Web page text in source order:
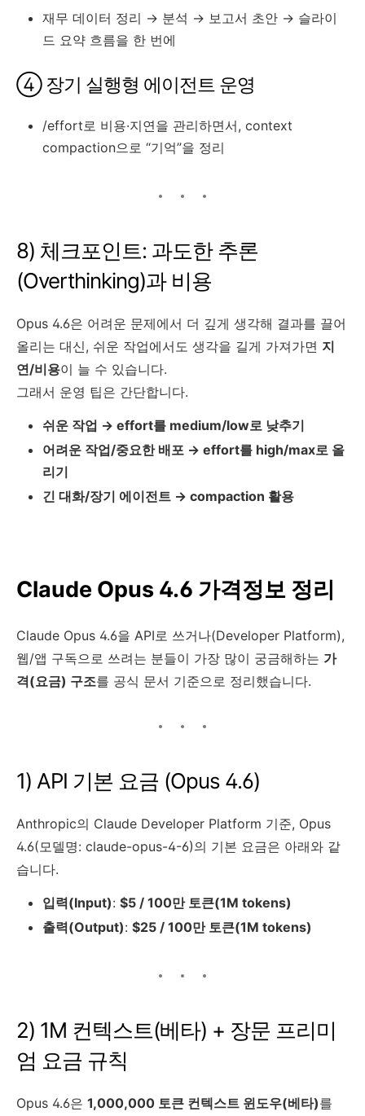
재무 데이터 정리 → 분석 → 보고서 초안 → 슬라이
드 요약 흐름을 한 번에
④ 장기 실행형 에이전트 운영
/effort로 비용·지연을 관리하면서, context
compaction으로 “기억”을 정리
8) 체크포인트: 과도한 추론
(Overthinking)과 비용
Opus 4.6은 어려운 문제에서 더 깊게 생각해 결과를 끌어
올리는 대신, 쉬운 작업에서도 생각을 길게 가져가면 지
연/비용이 늘 수 있습니다.
그래서 운영 팁은 간단합니다.
쉬운 작업 → effort를 medium/low로 낮추기
어려운 작업/중요한 배포 → effort를 high/max로 올
리기
긴 대화/장기 에이전트 → compaction 활용
Claude Opus 4.6 가격정보 정리
Claude Opus 4.6을 API로 쓰거나(Developer Platform),
웹/앱 구독으로 쓰려는 분들이 가장 많이 궁금해하는 가
격(요금) 구조를 공식 문서 기준으로 정리했습니다.
1) API 기본 요금 (Opus 4.6)
Anthropic의 Claude Developer Platform 기준, Opus
4.6(모델명: claude-opus-4-6)의 기본 요금은 아래와 같
습니다.
입력(Input): $5 / 100만 토큰(1M tokens)
출력(Output): $25 / 100만 토큰(1M tokens)
2) 1M 컨텍스트(베타) + 장문 프리미
엄 요금 규칙
Opus 4.6은 1,000,000 토큰 컨텍스트 윈도우(베타)를